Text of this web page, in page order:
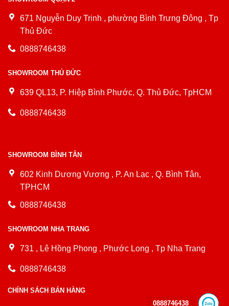
671 Nguyễn Duy Trinh , phường Bình Trưng Đông , Tp
Thủ Đức
0888746438
SHOWROOM THỦ ĐỨC
639 QL13, P. Hiệp Bình Phước, Q. Thủ Đức, TpHCM
0888746438
SHOWROOM BÌNH TÂN
602 Kinh Dương Vương , P. An Lạc , Q. Bình Tân,
TPHCM
0888746438
SHOWROOM NHA TRANG
731 , Lê Hồng Phong , Phước Long , Tp Nha Trang
0888746438
CHÍNH SÁCH BÁN HÀNG
0888746438